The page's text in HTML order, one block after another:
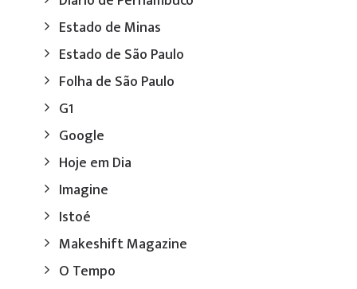
Estado de Minas
Estado de São Paulo
Folha de São Paulo
G1
Google
Hoje em Dia
Imagine
Istoé
Makeshift Magazine
O Tempo